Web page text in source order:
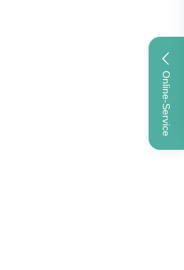
Online-Service